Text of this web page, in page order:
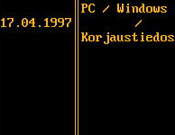
17.04.1997
PC /
/